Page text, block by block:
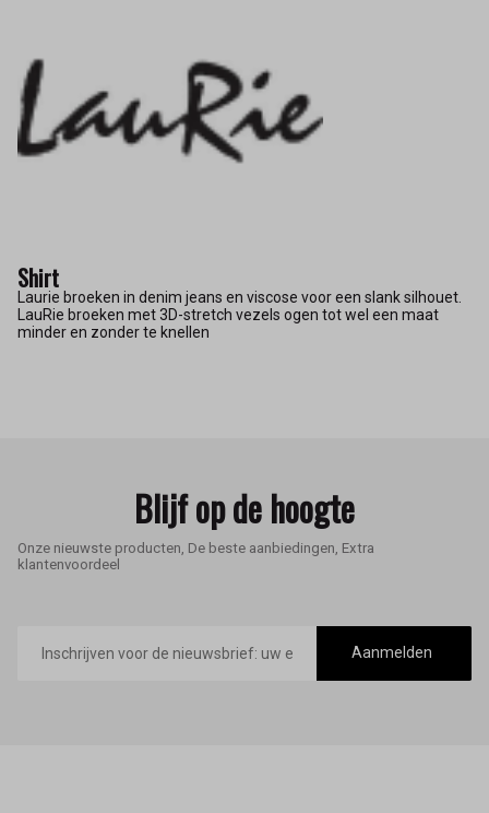
Shirt
Laurie broeken in denim jeans en viscose voor een slank silhouet.
LauRie broeken met 3D-stretch vezels ogen tot wel een maat
minder en zonder te knellen
Blijf op de hoogte
Onze nieuwste producten, De beste aanbiedingen, Extra
klantenvoordeel
mailadres
Aanmelden